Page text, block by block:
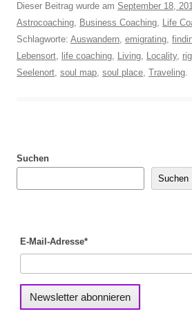
Dieser Beitrag wurde am September 18,
Astrocoaching, Business Coaching, Life
Schlagworte: Auswandern, emigrating,
Lebensort, life coaching, Living, Locality,
Seelenort, soul map, soul place, Traveling.
Suchen
Suchen
E-Mail-Adresse*